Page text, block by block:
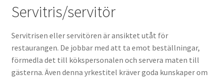
Servitris/servitör
Servitrisen eller servitören är ansiktet utåt för
restaurangen. De jobbar med att ta emot beställningar,
förmedla det till kökspersonalen och servera maten till
gästerna. Även denna yrkestitel kräver goda kunskaper om